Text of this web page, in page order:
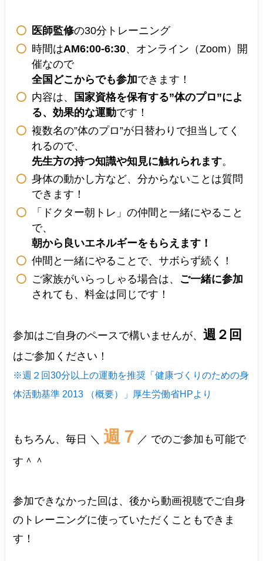
医師監修の30分トレーニング
時間はAM6:00-6:30、オンライン（Zoom）開
催なので
全国どこからでも参加できます！
内容は、
国家資格を保有する”体のプロ”によ
る、効果的な運動です！
複数名の”体のプロ”が日替わりで担当してく
れるので、
先生方の持つ知識や知見に触れられます。
身体の動かし方など、分からないことは質問
できます！
「ドクター朝トレ」の仲間と一緒にやること
で、
朝から良いエネルギーをもらえます！
仲間と一緒にやることで、サボらず続く！
ご家族がいらっしゃる場合は、
ご一緒に参加
されても、料金は同じです！
参加はご自身のペースで構いませんが、週２回
はご参加ください！
※週２回30分以上の運動を推奨「健康づくりのための身
体活動基準 2013 （概要）」厚生労働省HPより
もちろん、毎日 ＼ 週７ ／ でのご参加も可能で
す＾＾
参加できなかった回は、後から動画視聴でご自身
のトレーニングに使っていただくこともできま
す！